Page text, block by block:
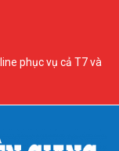
phục vụ cả T7 và